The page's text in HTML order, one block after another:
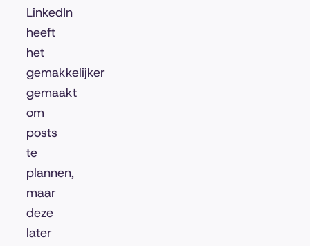
LinkedIn
heeft
het
gemakkelijker
gemaakt
om
posts
te
plannen,
maar
deze
later